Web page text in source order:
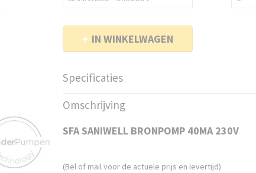
IN WINKELWAGEN
Specificaties
Productcode
EAN code
Netto gewicht
15,00 Kg
Omschrijving
SFA SANIWELL BRONPOMP 40MA 230V
(Bel of mail voor de actuele prijs en levertijd)